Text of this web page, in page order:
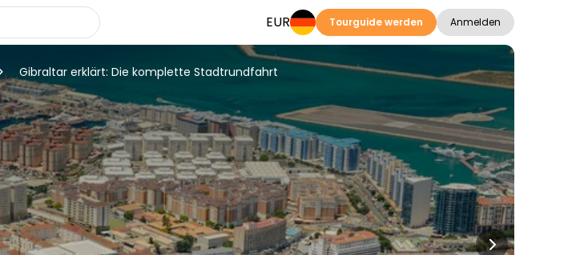
EUR Tourguide werden Anmelden
Gibraltar erklärt: Die komplette Stadtrundfahrt